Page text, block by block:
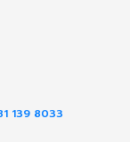
139 8033